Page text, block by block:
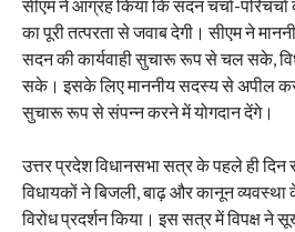
सीएम ने आग्रह किया कि सदन चर्चा-
का पूरी तत्परता से जवाब देगी। सीएम ने
सदन की कार्यवाही सुचारू रूप से चल सके,
सके। इसके लिए माननीय सदस्य से अपील
सुचारू रूप से संपन्न करने में योगदान देंगे।
उत्तर प्रदेश विधानसभा सत्र के पहले ही दिन
विधायकों ने बिजली, बाढ़ और कानून
विरोध प्रदर्शन किया। इस सत्र में विपक्ष ने